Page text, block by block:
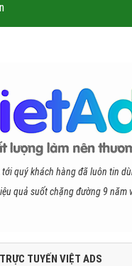
quý khách hàng đã luôn tin
quả suốt chặng đường 9 năm
TUYẾN VIỆT ADS